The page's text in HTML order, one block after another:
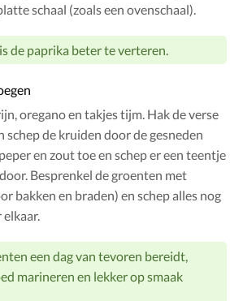
schaal (zoals een ovenschaal).
de paprika beter te verteren.
oregano en takjes tijm. Hak de verse
schep de kruiden door de gesneden
en zout toe en schep er een teentje
Besprenkel de groenten met
bakken en braden) en schep alles nog
een dag van tevoren bereidt,
marineren en lekker op smaak